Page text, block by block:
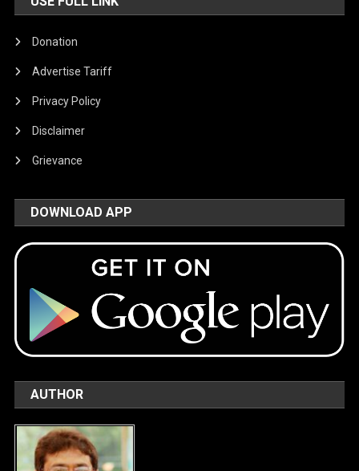
Donation
Advertise Tariff
Privacy Policy
Disclaimer
Grievance
DOWNLOAD APP
AUTHOR